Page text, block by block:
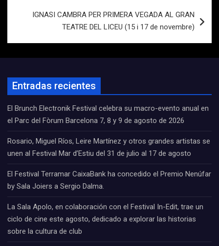
IGNASI CAMBRA PER PRIMERA VEGADA AL GRAN
TEATRE DEL LICEU (15 i 17 de novembre)
Entradas recientes
El Brunch Electronik Festival celebra su macro-evento anual en
el Parc del Fòrum Barcelona 7, 8 y 9 de agosto de 2026
Rosario, Miguel Ríos, Leire Martínez y otros grandes artistas se
unen al Festival Mar d’Estiu del 31 de julio al 17 de agosto
El Festival Terramar CaixaBank ha concedido el Premio Nenúfar
by Sala Joiers a Sergio Dalma.
La Sala Apolo, en colaboración con el Festival In-Edit, trae un
ciclo de cine este agosto, dedicado a explorar las historias
sobre la cultura de club